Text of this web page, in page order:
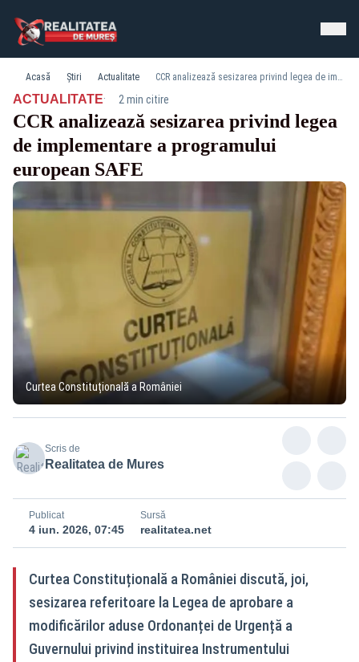
Acasă Știri Actualitate CCR analizează sesizarea privind legea de implementare a programului european SAFE
ACTUALITATE· 2 min citire
CCR analizează sesizarea privind legea
de implementare a programului
european SAFE
Curtea Constituțională a României
Scris de
Realitatea de Mures
Publicat
4 iun. 2026, 07:45
Sursă
realitatea.net
Curtea Constituțională a României discută, joi,
sesizarea referitoare la Legea de aprobare a
modificărilor aduse Ordonanței de Urgență a
Guvernului privind instituirea Instrumentului